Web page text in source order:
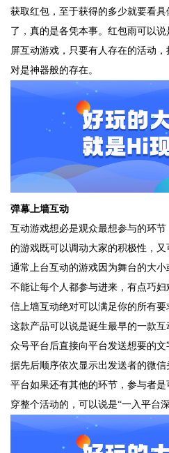
获取红包，至于获得的多少就要看
了，真的是各凭本事。红包雨可以
屏互动游戏，只要有人存在的活动
对是神器般的存在。
弹幕上墙互动
互动游戏想必是观众最想参与的环
的游戏既可以调动大家的积极性，
通常上台互动的游戏因为舞台的大
不能让每个人都参与进来，有点巧
信上墙互动绝对可以满足你的所有要
这款产品可以说是诞生最早的一款
众号平台后直接向平台发送想要的
据先后顺序依次显示出发送者的微
平台如果还有其他的环节，参与者
穿整个活动的，可以说是“一入平台